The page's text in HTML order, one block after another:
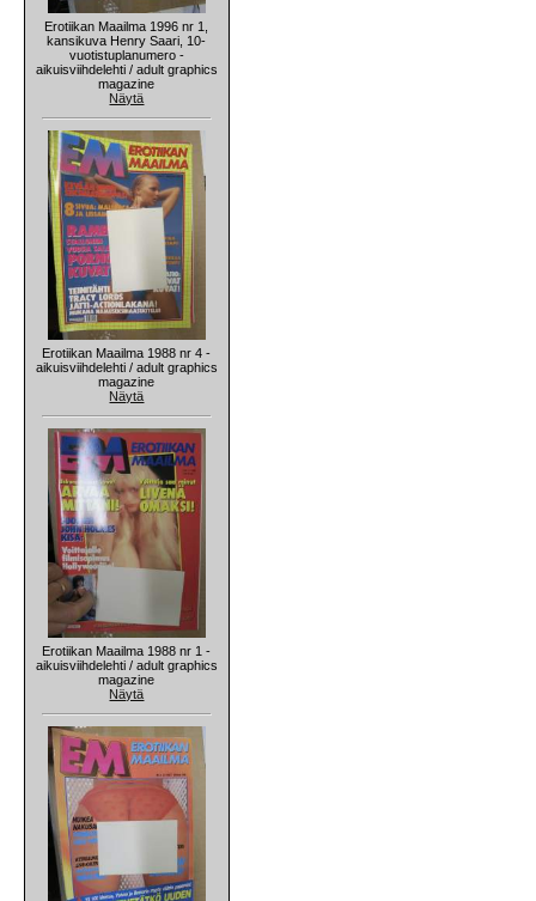
Erotiikan Maailma 1996 nr 1,
kansikuva Henry Saari, 10-
vuotistuplanumero -
aikuisviihdelehti / adult graphics
magazine
Näytä
Erotiikan Maailma 1988 nr 4 -
aikuisviihdelehti / adult graphics
magazine
Näytä
Erotiikan Maailma 1988 nr 1 -
aikuisviihdelehti / adult graphics
magazine
Näytä